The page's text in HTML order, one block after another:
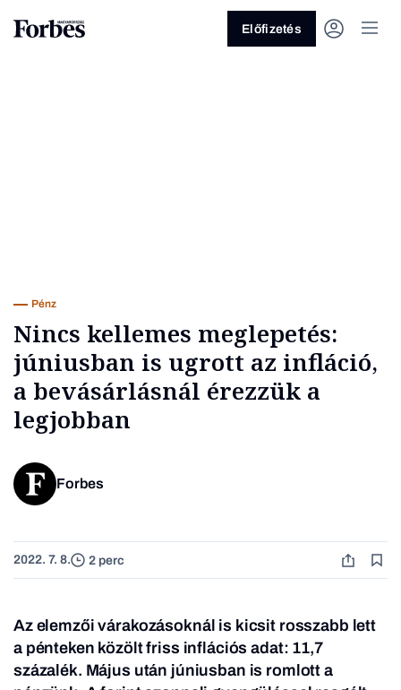
Előfizetés
Pénz
Nincs kellemes meglepetés:
júniusban is ugrott az infláció,
a bevásárlásnál érezzük a
legjobban
Forbes
2022. 7. 8. 2 perc
Az elemzői várakozásoknál is kicsit rosszabb lett
a pénteken közölt friss inflációs adat: 11,7
százalék. Május után júniusban is romlott a